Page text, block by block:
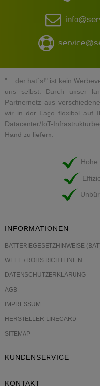
"... der hat`s!" ist kein
uns selbst. Durch unser
Partnernetz aus
wir in der Lage flexibel auf
Datacenter/IoT-
Hand zu liefern.
Hohe
INFORMATIONEN
BATTERIEGESETZHINWEISE
WEEE / ROHS RICHTLINIEN
DATENSCHUTZERKLÄRUNG
AGB
IMPRESSUM
HERSTELLER-LINECARD
SITEMAP
KUNDENSERVICE
KONTAKT